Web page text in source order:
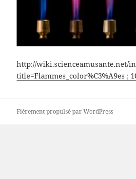
http://wiki.scienceamusante.net/
title=Flammes_color%C3%A9es ;
Fièrement propulsé par WordPress